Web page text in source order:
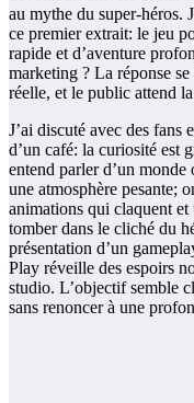
au mythe du super-héros.
ce premier extrait: le jeu
rapide et d’aventure
marketing ? La réponse
réelle, et le public attend
J’ai discuté avec des fans
d’un café: la curiosité est
entend parler d’un
une atmosphère pesante;
animations qui claquent
tomber dans le cliché du
présentation d’un
Play réveille des espoirs
studio. L’objectif semble
sans renoncer à une